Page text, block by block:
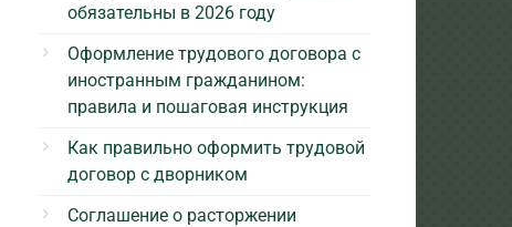
обязательны в 2026 году
Оформление трудового договора с
иностранным гражданином:
правила и пошаговая инструкция
Как правильно оформить трудовой
договор с дворником
Соглашение о расторжении